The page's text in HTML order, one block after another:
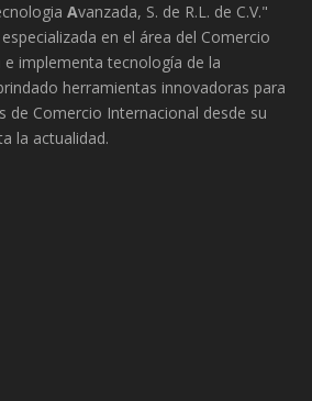
Avanzada, S. de R.L. de C.V."
en el área del Comercio
e implementa tecnología de la
herramientas innovadoras para
de Comercio Internacional desde su
la actualidad.